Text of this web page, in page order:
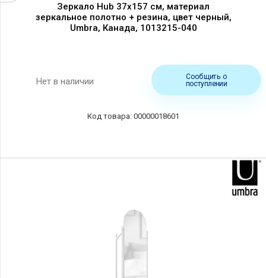
Зеркало Hub 37x157 см, материал
зеркальное полотно + резина, цвет черный,
Umbra, Канада, 1013215-040
Нет в наличии
Сообщить о
поступлении
00000018601